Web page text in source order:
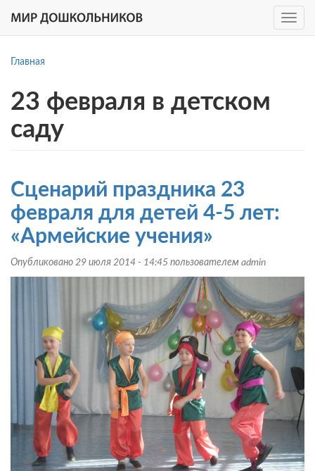
Toggle
Главная
23 февраля в детском
саду
Сценарий праздника 23
февраля для детей 4-5 лет:
«Армейские учения»
Опубликовано 29 июля 2014 - 14:45 пользователем admin